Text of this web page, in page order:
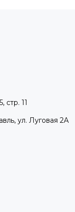
стр. 11
ул. Луговая 2А